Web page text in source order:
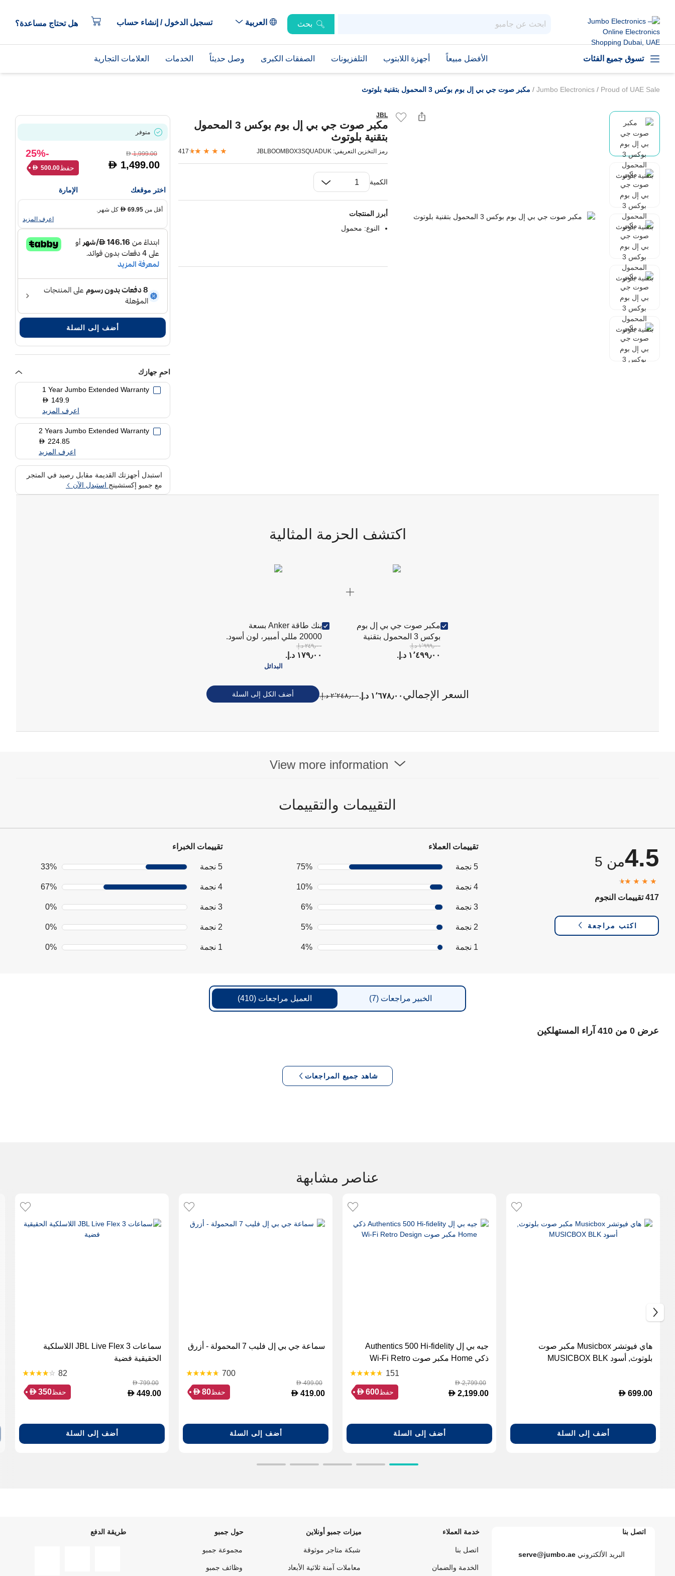
بحث العربية تسجيل الدخول / إنشاء حساب هل تحتاج مساعدة؟
تسوق جميع الفئات الأفضل مبيعاً أجهزة اللابتوب التلفزيونات الصفقات الكبرى وصل حديثاً الخدمات العلامات التجارية
Jumbo Electronics / Proud of UAE Sale
/ مكبر صوت جي بي إل بوم بوكس 3 المحمول بتقنية بلوتوث
JBL
مكبر صوت جي بي إل بوم بوكس 3 المحمول
بتقنية بلوتوث
رمز التخزين التعريفي: JBLBOOMBOX3SQUADUK 417
الكمية
أبرز المنتجات
النوع: محمول
متوفر
D1,999.00
D 1,499.00
-25%
حفظ D 500.00
اختر موقعك الإمارة
أقل من D 69.95
كل شهر.
اعرف المزيد
أضف إلى السلة
احمِ جهازك
1 Year Jumbo Extended Warranty
D 149.9
اعرف المزيد
2 Years Jumbo Extended Warranty
D 224.85
اعرف المزيد
استبدل أجهزتك القديمة مقابل رصيد في المتجر
مع جمبو إكستشينج استبدل الآن
اكتشف الحزمة المثالية
مكبر صوت جي بي إل بوم
بوكس 3 المحمول بتقنية
بلوتوث
١٬٤٩٩٫٠٠ د.إ.‏
١٬٩٩٩٫٠٠ د.إ.‏
بنك طاقة Anker بسعة
20000 مللي أمبير، لون أسود.
١٧٩٫٠٠ د.إ.‏
٢٤٩٫٠٠ د.إ.‏
البدائل
السعر الإجمالي ١٬٦٧٨٫٠٠ د.إ.‏ ٢٬٢٤٨٫٠٠ د.إ.‏ أضف الكل إلى السلة
View more information
التقييمات والتقييمات
4.5من 5
417 تقييمات النجوم
اكتب مراجعة
تقييمات العملاء
5 نجمة 75%
4 نجمة 10%
3 نجمة 6%
2 نجمة 5%
1 نجمة 4%
تقييمات الخبراء
5 نجمة 33%
4 نجمة 67%
3 نجمة 0%
2 نجمة 0%
1 نجمة 0%
العميل مراجعات (410) الخبير مراجعات (7)
عرض 0 من 410 آراء المستهلكين
شاهد جميع المراجعات
عناصر مشابهة
هاي فيوتشر Musicbox مكبر صوت
بلوتوث, أسود MUSICBOX BLK
D 699.00
أضف إلى السلة
جيه بي إل Authentics 500 Hi-fidelity
ذكي Home مكبر صوت Wi-Fi Retro
151
D2,799.00
D 2,199.00 حفظ D 600
أضف إلى السلة
سماعة جي بي إل فليب 7 المحمولة - أزرق
700
D499.00
D 419.00 حفظ D 80
أضف إلى السلة
سماعات JBL Live Flex 3 اللاسلكية
الحقيقية فضية
82
D799.00
D 449.00 حفظ D 350
أضف إلى السلة
اتصل بنا
البريد الألكتروني serve@jumbo.ae
خدمة العملاء
اتصل بنا
الخدمة والضمان
ميزات جمبو أونلاين
شبكة متاجر موثوقة
معاملات آمنة ثلاثية الأبعاد
حول جمبو
مجموعة جمبو
وظائف جمبو
طريقة الدفع